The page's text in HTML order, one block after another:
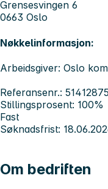
Grensesvingen 6
0663 Oslo
Nøkkelinformasjon:
Arbeidsgiver: Oslo
Referansenr.:
Stillingsprosent: 100%
Fast
Søknadsfrist:
Om bedriften